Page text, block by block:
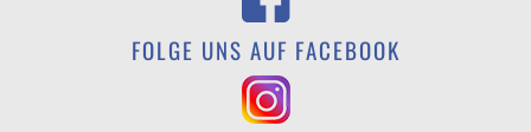
FOLGE UNS AUF FACEBOOK